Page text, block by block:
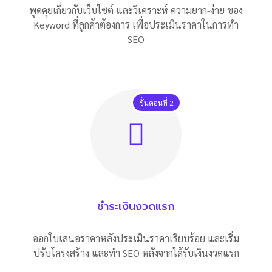
พูดคุยเกี่ยวกับเว็บไซต์ และวิเคราะห์ ความยาก-ง่าย ของ
Keyword ที่ลูกค้าต้องการ เพื่อประเมินราคาในการทำ
SEO
ขั้นตอนที่ 2
ชำระเงินงวดแรก
ออกใบเสนอราคาหลังประเมินราคาเรียบร้อย และเริ่ม
ปรับโครงสร้าง และทำ SEO หลังจากได้รับเงินงวดแรก